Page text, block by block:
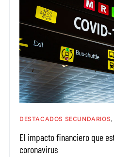
DESTACADOS SECUNDARIOS
El impacto financiero que
coronavirus